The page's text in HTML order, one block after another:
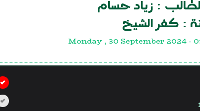
: زياد حسام
: كفر الشيخ
Monday , 30 September 2024 -